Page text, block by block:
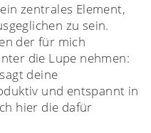
zentrales Element,
zu sein.
der für mich
die Lupe nehmen:
deine
und entspannt in
hier die dafür